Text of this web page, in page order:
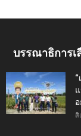
บรรณาธิการเ
สิ